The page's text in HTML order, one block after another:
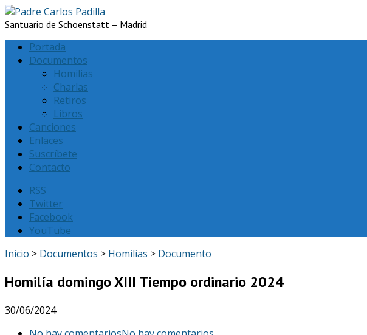
Santuario de Schoenstatt – Madrid
Portada
Documentos
Homilias
Charlas
Retiros
Libros
Canciones
Enlaces
Suscríbete
Contacto
RSS
Twitter
Facebook
YouTube
Inicio > Documentos > Homilias > Documento
Homilía domingo XIII Tiempo ordinario 2024
30/06/2024